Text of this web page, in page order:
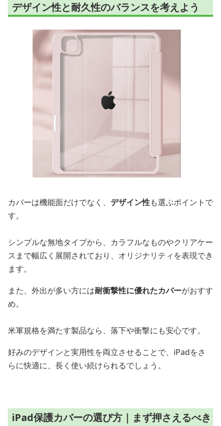
デザイン性と耐久性のバランスを考えよう
カバーは機能面だけでなく、 デザイン性も選ぶポイントで
す。
シンプルな無地タイプから、カラフルなものやクリアケー
スまで幅広く展開されており、オリジナリティを表現でき
ます。
また、外出が多い方には耐衝撃性に優れたカバーがおすす
め。
米軍規格を満たす製品なら、落下や衝撃にも安心です。
好みのデザインと実用性を両立させることで、iPadをさ
らに快適に、長く使い続けられるでしょう。
iPad保護カバーの選び方｜まず押さえるべき